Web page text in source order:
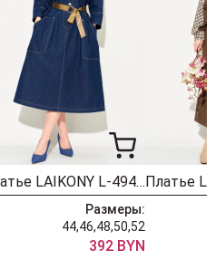
Платье LAIKONY L-494 темно- синий
Размеры:
44,46,48,50,52
392 BYN